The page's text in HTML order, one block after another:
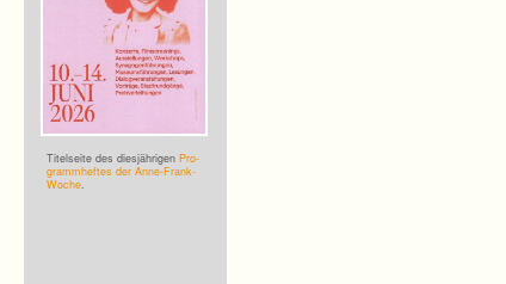
Titel­seite des dies­jäh­ri­gen Pro­
gramm­hef­tes der Anne-Frank-
Woche.